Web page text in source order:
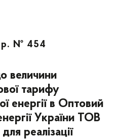
р. № 454
величини
тарифу
енергії в Оптовий
України ТОВ
реалізації